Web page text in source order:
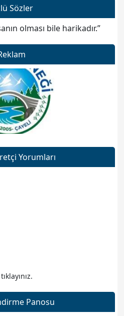
Sözler
olması bile harikadır.”
Yorumları
Panosu